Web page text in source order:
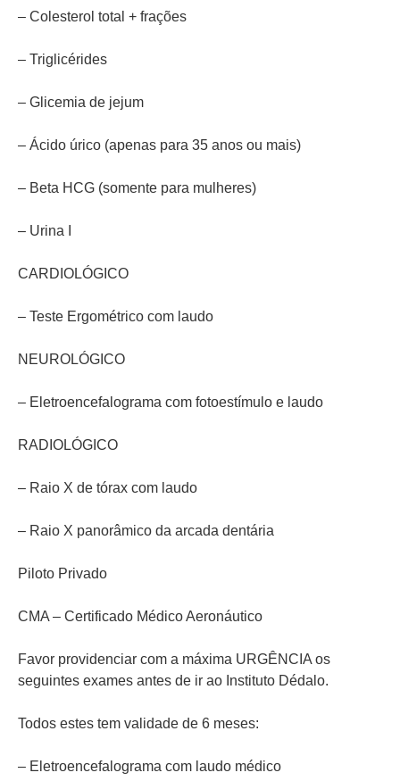
– Colesterol total + frações
– Triglicérides
– Glicemia de jejum
– Ácido úrico (apenas para 35 anos ou mais)
– Beta HCG (somente para mulheres)
– Urina I
CARDIOLÓGICO
– Teste Ergométrico com laudo
NEUROLÓGICO
– Eletroencefalograma com fotoestímulo e laudo
RADIOLÓGICO
– Raio X de tórax com laudo
– Raio X panorâmico da arcada dentária
Piloto Privado
CMA – Certificado Médico Aeronáutico
Favor providenciar com a máxima URGÊNCIA os
seguintes exames antes de ir ao Instituto Dédalo.
Todos estes tem validade de 6 meses:
– Eletroencefalograma com laudo médico